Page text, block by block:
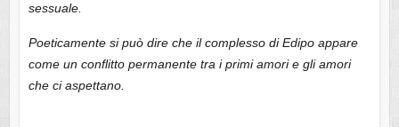
sessuale.
Poeticamente si può dire che il complesso di Edipo appare
come un conflitto permanente tra i primi amori e gli amori
che ci aspettano.